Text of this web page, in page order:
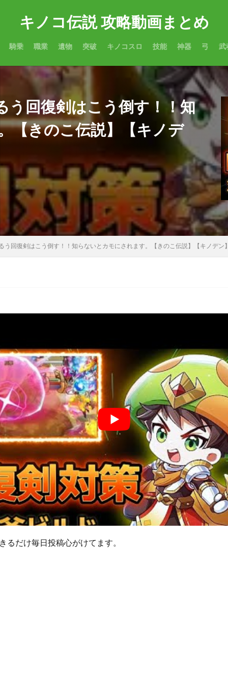
キノコ伝説 攻略動画まとめ
騎乗 職業 遺物 突破 キノコスロ 技能 神器 弓 武
う回復剣はこう倒す！！知
【きのこ伝説】【キノデ
う回復剣はこう倒す！！知らないとカモにされます。【きのこ伝説】【キノデン
るだけ毎日投稿心がけてます。